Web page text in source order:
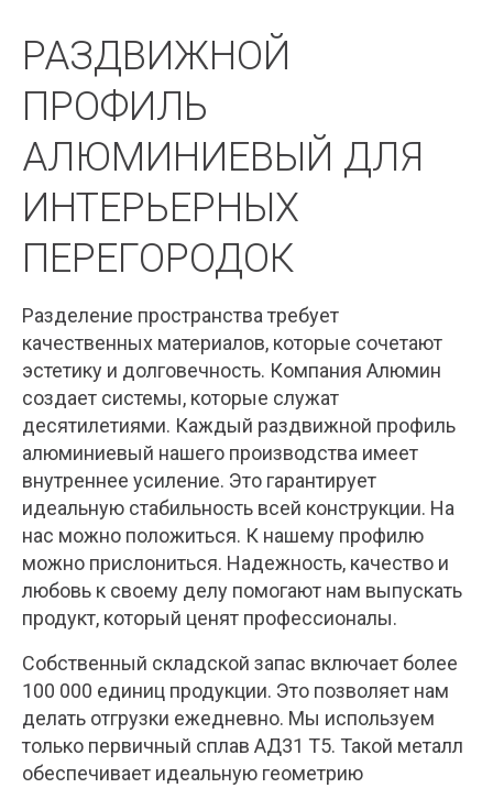
РАЗДВИЖНОЙ
ПРОФИЛЬ
АЛЮМИНИЕВЫЙ ДЛЯ
ИНТЕРЬЕРНЫХ
ПЕРЕГОРОДОК
Разделение пространства требует
качественных материалов, которые сочетают
эстетику и долговечность. Компания Алюмин
создает системы, которые служат
десятилетиями. Каждый раздвижной профиль
алюминиевый нашего производства имеет
внутреннее усиление. Это гарантирует
идеальную стабильность всей конструкции. На
нас можно положиться. К нашему профилю
можно прислониться. Надежность, качество и
любовь к своему делу помогают нам выпускать
продукт, который ценят профессионалы.
Собственный складской запас включает более
100 000 единиц продукции. Это позволяет нам
делать отгрузки ежедневно. Мы используем
только первичный сплав АД31 Т5. Такой металл
обеспечивает идеальную геометрию